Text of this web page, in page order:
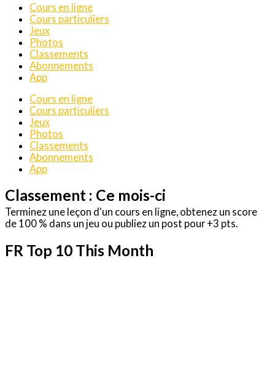
Cours en ligne
Cours particuliers
Jeux
Photos
Classements
Abonnements
App
Cours en ligne
Cours particuliers
Jeux
Photos
Classements
Abonnements
App
Classement : Ce mois-ci
Terminez une leçon d'un cours en ligne, obtenez un score
de 100 % dans un jeu ou publiez un post pour +3 pts.
FR Top 10 This Month